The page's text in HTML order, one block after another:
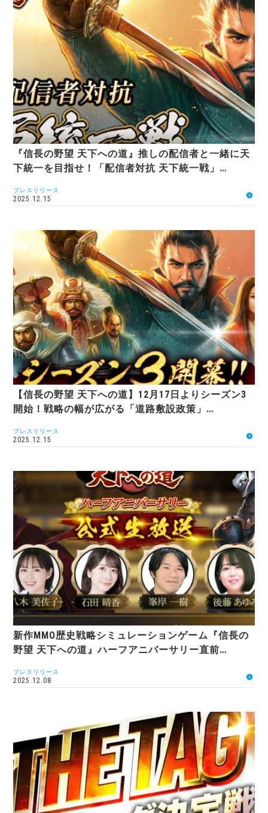
『信長の野望 天下への道』推しの配信者と一緒に天
下統一を目指せ！「配信者対抗 天下統一戦」…
プレスリリース
2025.12.15
【信長の野望 天下への道】12月17日よりシーズン3
開始！戦略の幅が広がる「道路敷設政策」…
プレスリリース
2025.12.15
新作MMO歴史戦略シミュレーションゲーム『信長の
野望 天下への道』ハーフアニバーサリー直前…
プレスリリース
2025.12.08